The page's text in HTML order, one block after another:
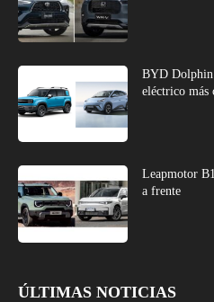
BYD Dolphin
eléctrico más
Leapmotor
a frente
ÚLTIMAS NOTICIAS